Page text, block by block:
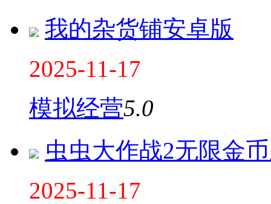
我的杂货铺安卓版
2025-11-17
模拟经营5.0
虫虫大作战2无限金
2025-11-17